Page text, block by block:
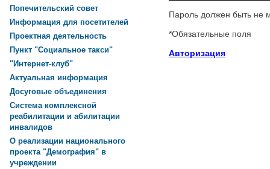
Пароль должен быть не
*Обязательные поля
Авторизация
Попечительский совет
Информация для посетителей
Проектная деятельность
Пункт "Социальное такси"
"Интернет-клуб"
Актуальная информация
Досуговые объединения
Система комплексной
реабилитации и абилитации
инвалидов
О реализации национального
проекта "Демография" в
учреждении